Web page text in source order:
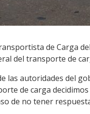
de Carga
del transporte de
las autoridades del
de carga
de no tener